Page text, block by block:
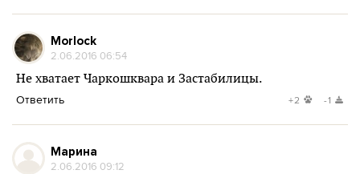
Morlock
2.06.2016 06:54
Не хватает Чаркошквара и Застабилицы.
Ответить +2 -1
Марина
2.06.2016 09:12